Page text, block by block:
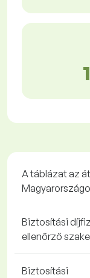
A táblázat az
Biztosítási
ellenőrző
Biztosítási